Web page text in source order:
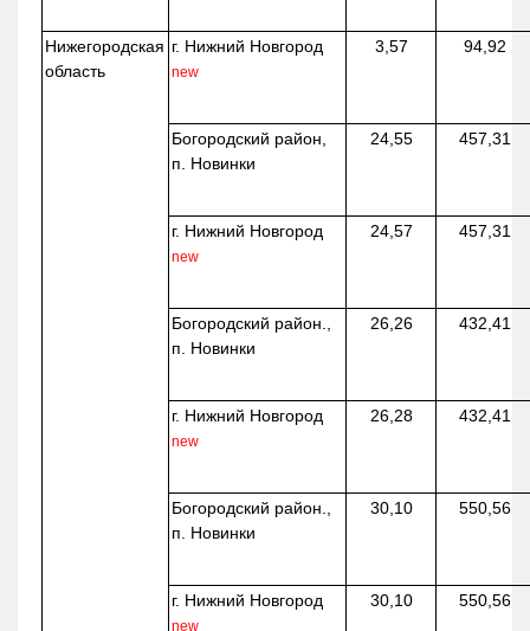
Нижегородская
область
г. Нижний Новгород
new
3,57 94,92
Богородский район,
п. Новинки
24,55 457,31
г. Нижний Новгород
new
24,57 457,31
Богородский район.,
п. Новинки
26,26 432,41
г. Нижний Новгород
new
26,28 432,41
Богородский район.,
п. Новинки
30,10 550,56
г. Нижний Новгород
new
30,10 550,56